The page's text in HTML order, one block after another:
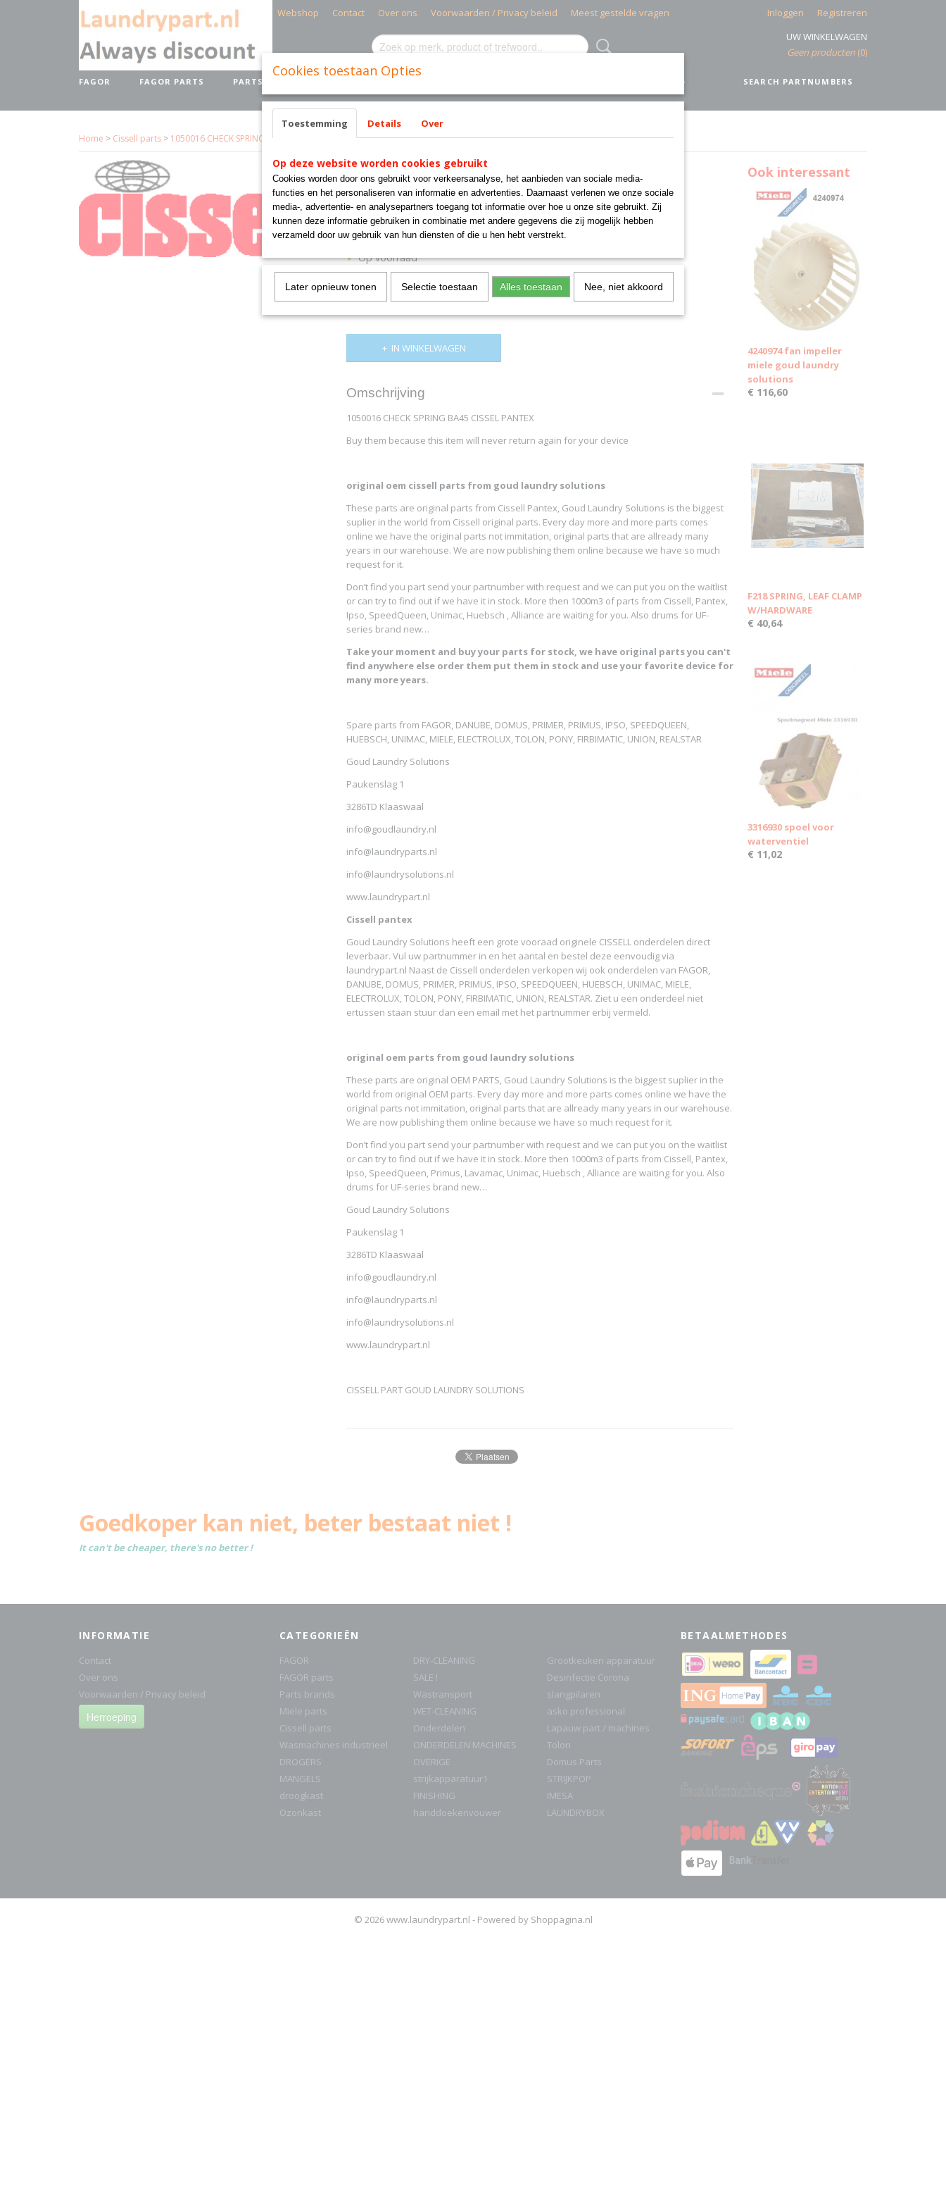
Webshop Contact Over ons Voorwaarden / Privacy beleid Meest gestelde vragen Inloggen
Registreren
UW WINKELWAGEN
Geen producten (0)
SEARCH PARTNUMBERS
FAGOR FAGOR PARTS PARTS BRANDS MIELE PARTS +
Home > Cissell parts > 1050016 CHECK SPRING BA45 CISSEL PANTEX
1050016 CHECK SPRING BA45
CISSEL PANTEX
€ 14,25 (exclusief btw 21%)
✓Op voorraad
IN WINKELWAGEN
Omschrijving
1050016 CHECK SPRING BA45 CISSEL PANTEX
Buy them because this item will never return again for your device
original oem cissell parts from goud laundry solutions
These parts are original parts from Cissell Pantex, Goud Laundry Solutions is the biggest
suplier in the world from Cissell original parts. Every day more and more parts comes
online we have the original parts not immitation, original parts that are allready many
years in our warehouse. We are now publishing them online because we have so much
request for it.
Don’t find you part send your partnumber with request and we can put you on the waitlist
or can try to find out if we have it in stock. More then 1000m3 of parts from Cissell, Pantex,
Ipso, SpeedQueen, Unimac, Huebsch , Alliance are waiting for you. Also drums for UF-
series brand new…
Take your moment and buy your parts for stock, we have original parts you can't
find anywhere else order them put them in stock and use your favorite device for
many more years.
Spare parts from FAGOR, DANUBE, DOMUS, PRIMER, PRIMUS, IPSO, SPEEDQUEEN,
HUEBSCH, UNIMAC, MIELE, ELECTROLUX, TOLON, PONY, FIRBIMATIC, UNION, REALSTAR
Goud Laundry Solutions
Paukenslag 1
3286TD Klaaswaal
info@goudlaundry.nl
info@laundryparts.nl
info@laundrysolutions.nl
www.laundrypart.nl
Cissell pantex
Goud Laundry Solutions heeft een grote vooraad originele CISSELL onderdelen direct
leverbaar. Vul uw partnummer in en het aantal en bestel deze eenvoudig via
laundrypart.nl Naast de Cissell onderdelen verkopen wij ook onderdelen van FAGOR,
DANUBE, DOMUS, PRIMER, PRIMUS, IPSO, SPEEDQUEEN, HUEBSCH, UNIMAC, MIELE,
ELECTROLUX, TOLON, PONY, FIRBIMATIC, UNION, REALSTAR. Ziet u een onderdeel niet
ertussen staan stuur dan een email met het partnummer erbij vermeld.
original oem parts from goud laundry solutions
These parts are original OEM PARTS, Goud Laundry Solutions is the biggest suplier in the
world from original OEM parts. Every day more and more parts comes online we have the
original parts not immitation, original parts that are allready many years in our warehouse.
We are now publishing them online because we have so much request for it.
Don’t find you part send your partnumber with request and we can put you on the waitlist
or can try to find out if we have it in stock. More then 1000m3 of parts from Cissell, Pantex,
Ipso, SpeedQueen, Primus, Lavamac, Unimac, Huebsch , Alliance are waiting for you. Also
drums for UF-series brand new…
Goud Laundry Solutions
Paukenslag 1
3286TD Klaaswaal
info@goudlaundry.nl
info@laundryparts.nl
info@laundrysolutions.nl
www.laundrypart.nl
CISSELL PART GOUD LAUNDRY SOLUTIONS
Ook interessant
4240974 fan impeller
miele goud laundry
solutions
€ 116,60
F218 SPRING, LEAF CLAMP
W/HARDWARE
€ 40,64
3316930 spoel voor
waterventiel
€ 11,02
Goedkoper kan niet, beter bestaat niet !
It can't be cheaper, there's no better !
INFORMATIE
Contact
Over ons
Voorwaarden / Privacy beleid
Herroeping
CATEGORIEËN
FAGOR
FAGOR parts
Parts brands
Miele parts
Cissell parts
Wasmachines industrieel
DROGERS
MANGELS
droogkast
Ozonkast
DRY-CLEANING
SALE !
Wastransport
WET-CLEANING
Onderdelen
ONDERDELEN MACHINES
OVERIGE
strijkapparatuur1
FINISHING
handdoekenvouwer
Grootkeuken apparatuur
Desinfectie Corona
slangpilaren
asko professional
Lapauw part / machines
Tolon
Domus Parts
STRIJKPOP
IMESA
LAUNDRYBOX
BETAALMETHODES
© 2026 www.laundrypart.nl - Powered by Shoppagina.nl
Cookies toestaan Opties
Toestemming Details Over
Op deze website worden cookies gebruikt
Cookies worden door ons gebruikt voor verkeersanalyse, het aanbieden van sociale media-
functies en het personaliseren van informatie en advertenties. Daarnaast verlenen we onze sociale
media-, advertentie- en analysepartners toegang tot informatie over hoe u onze site gebruikt. Zij
kunnen deze informatie gebruiken in combinatie met andere gegevens die zij mogelijk hebben
verzameld door uw gebruik van hun diensten of die u hen hebt verstrekt.
Later opnieuw tonen Selectie toestaan Alles toestaan Nee, niet akkoord